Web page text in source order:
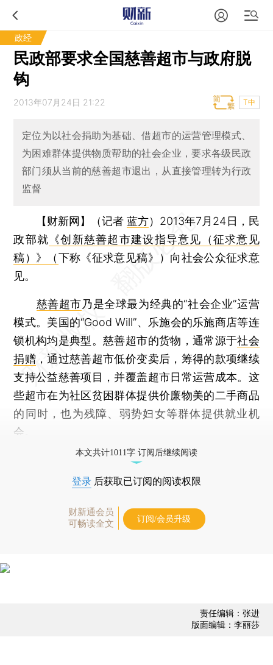
政经
民政部要求全国慈善超市与政府脱
钩
2013年07月24日 21:22 T中
定位为以社会捐助为基础、借超市的运营管理模式、
为困难群体提供物质帮助的社会企业，要求各级民政
部门须从当前的慈善超市退出，从直接管理转为行政
监督
【财新网】（记者蓝方） 2013年7月24日，民
政部就 《创新慈善超市建设指导意见（征求意见
稿）》（下称《征求意见稿》）向社会公众征求意
见。
慈善超市乃是全球最为经典的“社会企业”运营
模式。美国的“Good Will”、乐施会的乐施商店等连
锁机构均是典型。慈善超市的货物，通常源于社会
捐赠 ，通过慈善超市低价变卖后，筹得的款项继续
支持公益慈善项目，并覆盖超市日常运营成本。这
些超市在为社区贫困群体提供价廉物美的二手商品
的同时，也为残障、弱势妇女等群体提供就业机
会。
本文共计1011字 订阅后继续阅读
登录 后获取已订阅的阅读权限
财新通会员
可畅读全文
订阅/会员升级
责任编辑：张进
版面编辑：李丽莎